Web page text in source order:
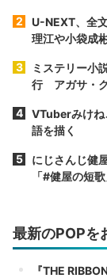
U-NEXT、全
理江や小袋成
ミステリー小
行 アガサ・
VTuberみけ
語を描く
にじさんじ健
「#健屋の短
最新のPOPを
『THE